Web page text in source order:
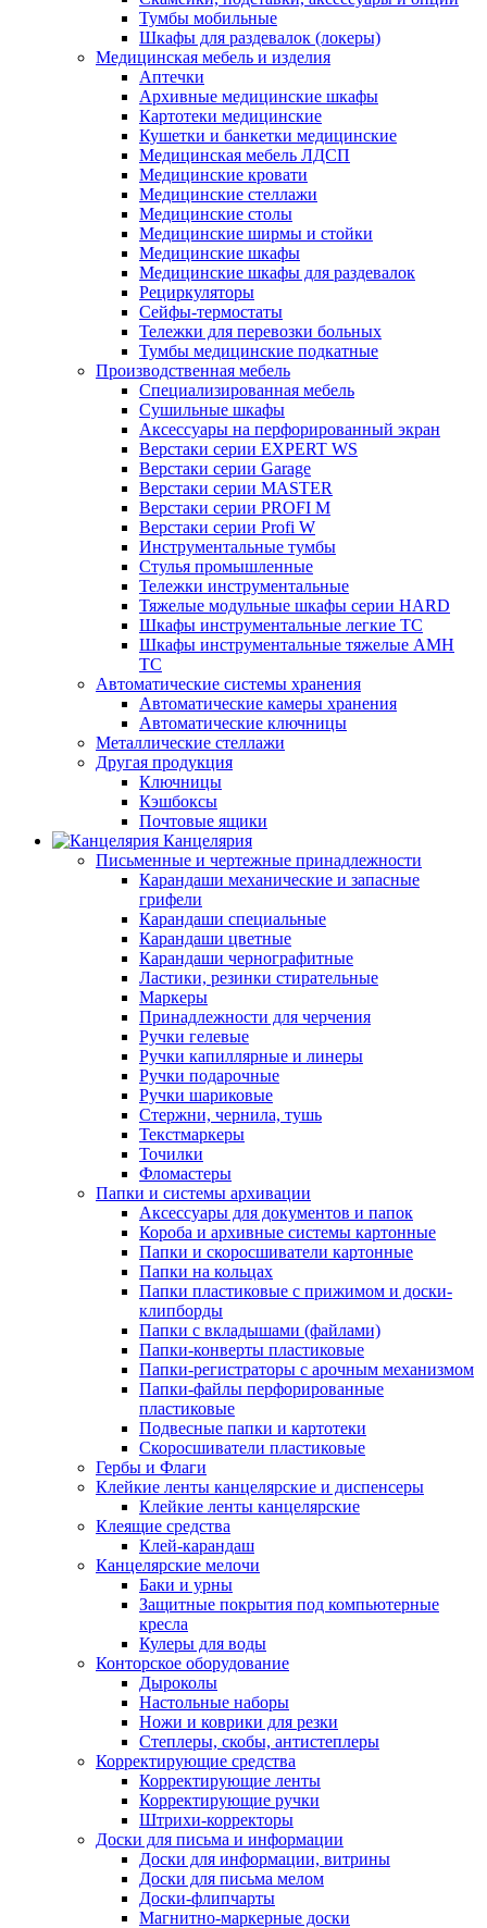
Тумбы мобильные
Шкафы для раздевалок (локеры)
Медицинская мебель и изделия
Аптечки
Архивные медицинские шкафы
Картотеки медицинские
Кушетки и банкетки медицинские
Медицинская мебель ЛДСП
Медицинские кровати
Медицинские стеллажи
Медицинские столы
Медицинские ширмы и стойки
Медицинские шкафы
Медицинские шкафы для раздевалок
Рециркуляторы
Сейфы-термостаты
Тележки для перевозки больных
Тумбы медицинские подкатные
Производственная мебель
Cпециализированная мебель
Cушильные шкафы
Аксессуары на перфорированный экран
Верстаки серии EXPERT WS
Верстаки серии Garage
Верстаки серии MASTER
Верстаки серии PROFI M
Верстаки серии Profi W
Инструментальные тумбы
Стулья промышленные
Тележки инструментальные
Тяжелые модульные шкафы серии HARD
Шкафы инструментальные легкие ТС
Шкафы инструментальные тяжелые AMH
TC
Автоматические системы хранения
Автоматические камеры хранения
Автоматические ключницы
Металлические стеллажи
Другая продукция
Ключницы
Кэшбоксы
Почтовые ящики
Канцелярия
Письменные и чертежные принадлежности
Карандаши механические и запасные
грифели
Карандаши специальные
Карандаши цветные
Карандаши чернографитные
Ластики, резинки стирательные
Маркеры
Принадлежности для черчения
Ручки гелевые
Ручки капиллярные и линеры
Ручки подарочные
Ручки шариковые
Стержни, чернила, тушь
Текстмаркеры
Точилки
Фломастеры
Папки и системы архивации
Аксессуары для документов и папок
Короба и архивные системы картонные
Папки и скоросшиватели картонные
Папки на кольцах
Папки пластиковые с прижимом и доски-
клипборды
Папки с вкладышами (файлами)
Папки-конверты пластиковые
Папки-регистраторы с арочным механизмом
Папки-файлы перфорированные
пластиковые
Подвесные папки и картотеки
Скоросшиватели пластиковые
Гербы и Флаги
Клейкие ленты канцелярские и диспенсеры
Клейкие ленты канцелярские
Клеящие средства
Клей-карандаш
Канцелярские мелочи
Баки и урны
Защитные покрытия под компьютерные
кресла
Кулеры для воды
Конторское оборудование
Дыроколы
Настольные наборы
Ножи и коврики для резки
Степлеры, скобы, антистеплеры
Корректирующие средства
Корректирующие ленты
Корректирующие ручки
Штрихи-корректоры
Доски для письма и информации
Доски для информации, витрины
Доски для письма мелом
Доски-флипчарты
Магнитно-маркерные доски